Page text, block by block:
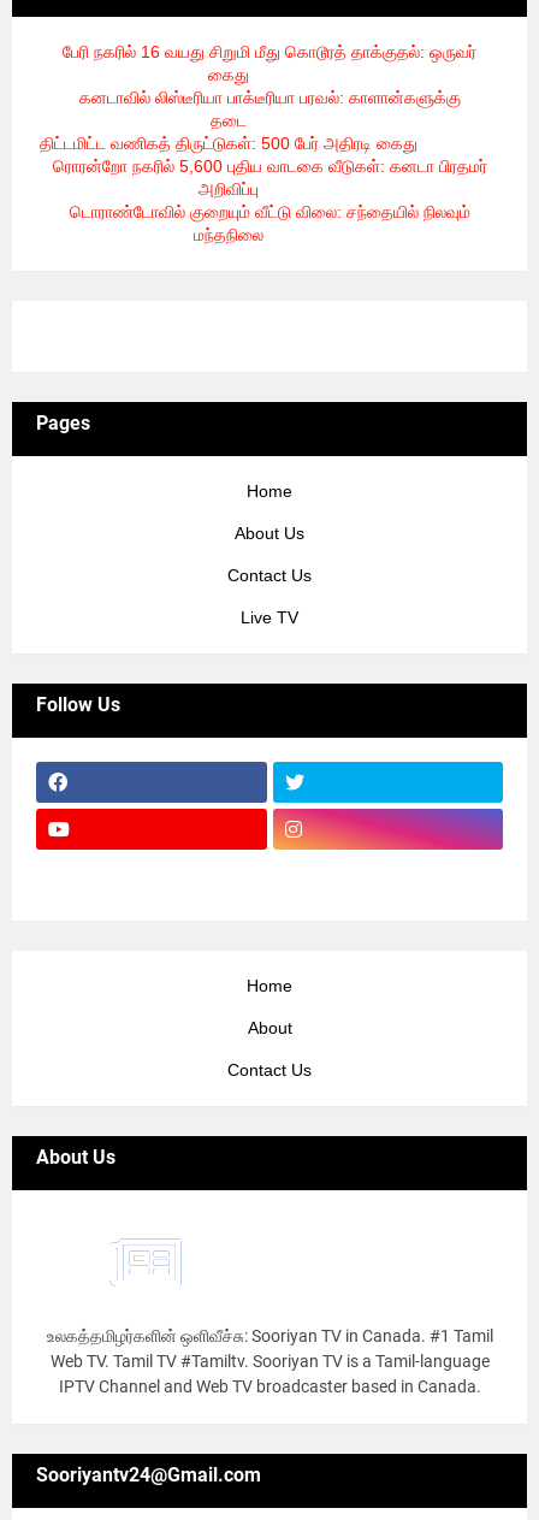
பேரி நகரில் 16 வயது சிறுமி மீது கொடூரத் தாக்குதல்: ஒருவர்
கைது
கனடாவில் லிஸ்டீரியா பாக்டீரியா பரவல்: காளான்களுக்கு
தடை- 8/6/2026
திட்டமிட்ட வணிகத் திருட்டுகள்: 500 பேர் அதிரடி கைது
ரொரன்றோ நகரில் 5,600 புதிய வாடகை வீடுகள்: கனடா பிரதமர்
அறிவிப்பு
டொராண்டோவில் குறையும் வீட்டு விலை: சந்தையில் நிலவும்
மந்தநிலை- 8/6/2026
Pages
Home
About Us
Contact Us
Live TV
Follow Us
Home
About
Contact Us
About Us
உலகத்தமிழர்களின் ஒளிவீச்சு: Sooriyan TV in Canada. #1 Tamil
Web TV. Tamil TV #Tamiltv. Sooriyan TV is a Tamil-language
IPTV Channel and Web TV broadcaster based in Canada.
Sooriyantv24@Gmail.com